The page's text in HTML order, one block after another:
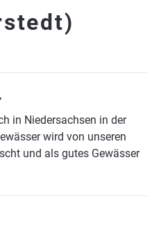
in Niedersachsen in der
wird von unseren
und als gutes Gewässer